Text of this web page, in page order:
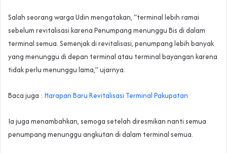
Salah seorang warga Udin mengatakan, “terminal lebih ramai
sebelum revitalisasi karena Penumpang menunggu Bis di dalam
terminal semua. Semenjak di revitalisasi, penumpang lebih banyak
yang menunggu di depan terminal atau terminal bayangan karena
tidak perlu menunggu lama,” ujarnya.
Baca juga : Harapan Baru Revitalisasi Terminal Pakupatan
Ia juga menambahkan, semoga setelah diresmikan nanti semua
penumpang menunggu angkutan di dalam terminal semua.